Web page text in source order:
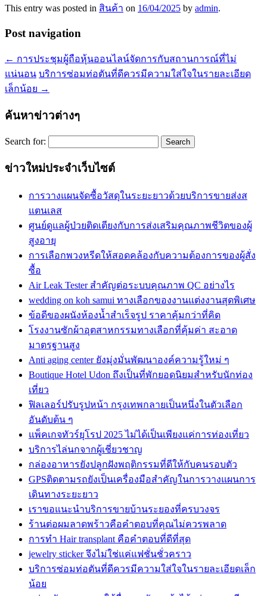
This entry was posted in สินค้า on 16/04/2025 by admin.
Post navigation
← การประชุมผู้ถือหุ้นออนไลน์จัดการกับสถานการณ์ที่ไม่
แน่นอน บริการซ่อมท่อตันที่ดีควรมีความใส่ใจในรายละเอียด
เล็กน้อย →
ค้นหาข่าวต่างๆ
Search for:
ข่าวใหม่ประจำเว็บไซต์
การวางแผนจัดซื้อวัสดุในระยะยาวด้วยบริการขายส่งส
แตนเลส
ศูนย์ดูแลผู้ป่วยติดเตียงกับการส่งเสริมคุณภาพชีวิตของผู้
สูงอายุ
การเลือกพวงหรีดให้สอดคล้องกับความต้องการของผู้สั่ง
ซื้อ
Air Leak Tester สำคัญต่อระบบคุณภาพ QC อย่างไร
wedding on koh samui ทางเลือกของงานแต่งงานสุดพิเศษ
ข้อดีของผนังห้องน้ำสำเร็จรูป ราคาคุ้มกว่าที่คิด
โรงงานซักผ้าอุตสาหกรรมทางเลือกที่คุ้มค่า สะอาด
มาตรฐานสูง
Anti aging center ยังมุ่งมั่นพัฒนาองค์ความรู้ใหม่ ๆ
Boutique Hotel Udon ถึงเป็นที่พักยอดนิยมสำหรับนักท่อง
เที่ยว
ฟิลเลอร์ปรับรูปหน้า กรุงเทพกลายเป็นหนึ่งในตัวเลือก
อันดับต้น ๆ
แพ็คเกจทัวร์ยุโรป 2025 ไม่ได้เป็นเพียงแค่การท่องเที่ยว
บริการไล่นกจากผู้เชี่ยวชาญ
กล่องอาหารยังปลูกฝังพฤติกรรมที่ดีให้กับคนรอบตัว
GPSติดตามรถยังเป็นเครื่องมือสำคัญในการวางแผนการ
เดินทางระยะยาว
เราขอแนะนำบริการขายบ้านระยองที่ครบวงจร
ร้านต่อผมลาดพร้าวคือคำตอบที่คุณไม่ควรพลาด
การทำ Hair transplant คือคำตอบที่ดีที่สุด
jewelry sticker จึงไม่ใช่แค่แฟชั่นชั่วคราว
บริการซ่อมท่อตันที่ดีควรมีความใส่ใจในรายละเอียดเล็ก
น้อย